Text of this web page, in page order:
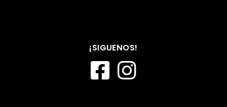
¡SIGUENOS!